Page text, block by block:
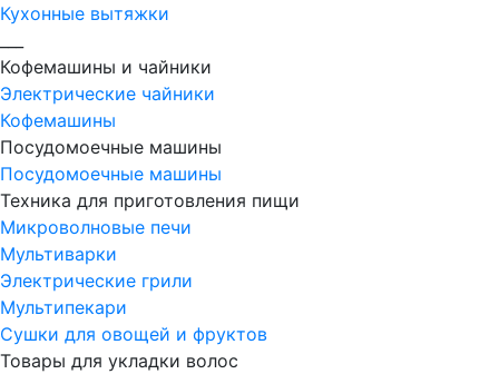
Кухонные вытяжки
Кофемашины и чайники
Электрические чайники
Кофемашины
Посудомоечные машины
Посудомоечные машины
Техника для приготовления пищи
Микроволновые печи
Мультиварки
Электрические грили
Мультипекари
Сушки для овощей и фруктов
Товары для укладки волос